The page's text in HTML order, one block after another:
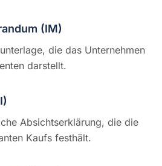
(IM)
die das Unternehmen
darstellt.
Absichtserklärung, die die
Kaufs festhält.